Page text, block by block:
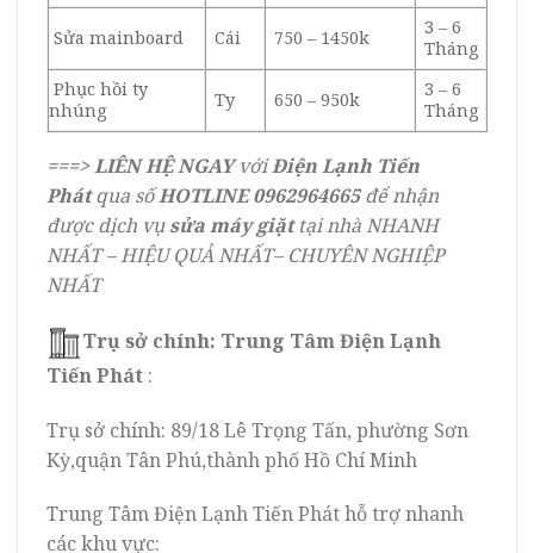
Sửa mainboard Cái 750 – 1450k
3 – 6
Tháng
Phục hồi ty
nhúng
Ty 650 – 950k
3 – 6
Tháng
===>LIÊN HỆ NGAYvớiĐiện Lạnh Tiến
Phátqua sốHOTLINE0962964665để nhận
được dịch vụsửa máy giặttại nhà NHANH
NHẤT – HIỆU QUẢ NHẤT– CHUYÊN NGHIỆP
NHẤT
Trụ sở chính: Trung Tâm Điện Lạnh
Tiến Phát :
Trụ sở chính: 89/18 Lê Trọng Tấn, phường Sơn
Kỳ,quận Tân Phú,thành phố Hồ Chí Minh
Trung Tâm Điện Lạnh Tiến Phát hỗ trợ nhanh
các khu vực: